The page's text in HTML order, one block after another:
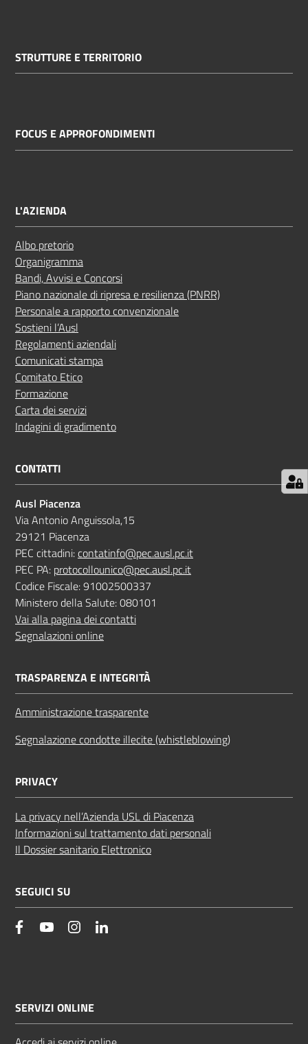
a
Costruiamo
Salute
Novità
Scuole
Imprese
ed Enti
Seguici
su
STRUTTURE E TERRITORIO
FOCUS E APPROFONDIMENTI
L'AZIENDA
Albo pretorio
Organigramma
Bandi, Avvisi e Concorsi
Piano nazionale di ripresa e resilienza (PNRR)
Personale a rapporto convenzionale
Sostieni l’Ausl
Regolamenti aziendali
Comunicati stampa
Comitato Etico
Formazione
Carta dei servizi
Indagini di gradimento
CONTATTI
Ausl Piacenza
Via Antonio Anguissola,15
29121 Piacenza
PEC cittadini:contatinfo@pec.ausl.pc.it
PEC PA: protocollounico@pec.ausl.pc.it
Codice Fiscale: 91002500337
Ministero della Salute: 080101
Vai alla pagina dei contatti
Segnalazioni online
TRASPARENZA E INTEGRITÀ
Amministrazione trasparente
Segnalazione condotte illecite (whistleblowing)
PRIVACY
La privacy nell’Azienda USL di Piacenza
Informazioni sul trattamento dati personali
Il Dossier sanitario Elettronico
SEGUICI SU
facebookYouTube Instagram
SERVIZI ONLINE